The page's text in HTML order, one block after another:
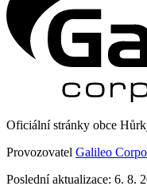
Oficiální stránky obce
Provozovatel Galileo
Poslední aktualizace: 6. 8.